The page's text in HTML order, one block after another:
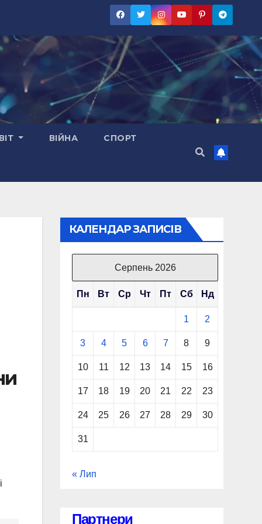
ВІЙНА СПОРТ
КАЛЕНДАР ЗАПИСІВ
Серпень 2026
Пн Вт Ср Чт Пт Сб Нд
1 2
3 4 5 6 7 8 9
10 11 12 13 14 15 16
17 18 19 20 21 22 23
24 25 26 27 28 29 30
31
« Лип
Партнери